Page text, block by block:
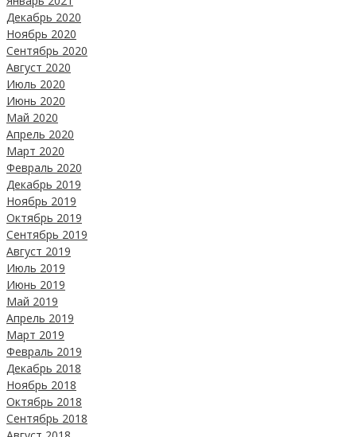
Декабрь 2020
Ноябрь 2020
Сентябрь 2020
Август 2020
Июль 2020
Июнь 2020
Май 2020
Апрель 2020
Март 2020
Февраль 2020
Декабрь 2019
Ноябрь 2019
Октябрь 2019
Сентябрь 2019
Август 2019
Июль 2019
Июнь 2019
Май 2019
Апрель 2019
Март 2019
Февраль 2019
Декабрь 2018
Ноябрь 2018
Октябрь 2018
Сентябрь 2018